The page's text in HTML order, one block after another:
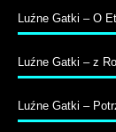
Luźne Gatki – O
Luźne Gatki – z
Luźne Gatki –